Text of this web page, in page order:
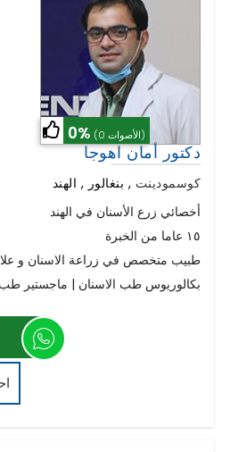
0% (0 الأصوات)
دكتور أمان اهوجا
كوسمودينت , بنغالور , الهند
أخصائي زرع الأسنان في الهند
١٥ عاما من الخبرة
طبيب متخصص في زراعة الاسنان و
بكالوريوس طب الاسنان | ماجستير طب